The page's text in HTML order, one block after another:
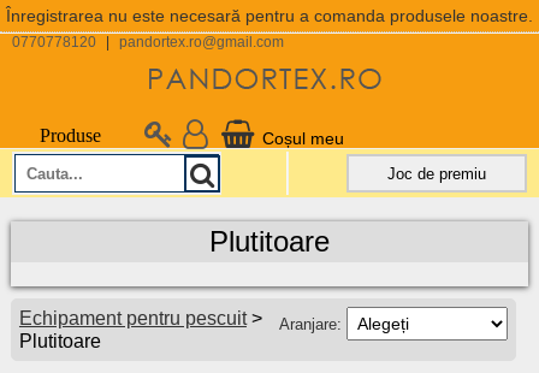
Înregistrarea nu este necesară pentru a comanda produsele noastre.
0770778120 pandortex.ro@gmail.com
Produse Coșul meu
Joc de premiu
Plutitoare
Aranjare:
Echipament pentru pescuit>
Plutitoare